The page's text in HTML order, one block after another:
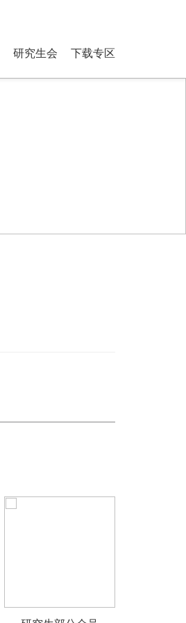
研究生会 下载专区